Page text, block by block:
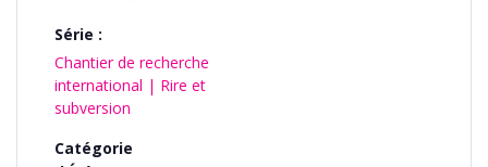
Série :
Chantier de recherche
international | Rire et
subversion
Catégorie